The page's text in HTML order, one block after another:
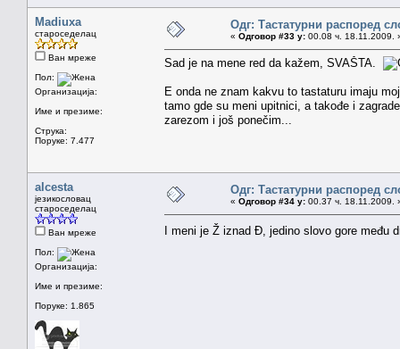
Madiuxa
староседелац
Ван мреже
Пол:
Организација:
Име и презиме:
Струка:
Поруке: 7.477
Одг: Тастатурни распоред
« Одговор #33 у: 00.08 ч. 18.11.2009.
Sad je na mene red da kažem, SVAŠTA.
E onda ne znam kakvu to tastaturu imaju
tamo gde su meni upitnici, a takođe i
zarezom i još ponečim...
alcesta
језикословац
староседелац
Ван мреже
Пол:
Организација:
Име и презиме:
Поруке: 1.865
Одг: Тастатурни распоред
« Одговор #34 у: 00.37 ч. 18.11.2009.
I meni je Ž iznad Đ, jedino slovo gore među